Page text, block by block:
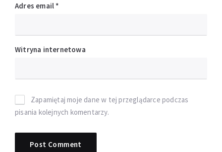
Adres email *
Witryna internetowa
Zapamiętaj moje dane w tej przeglądarce podczas
pisania kolejnych komentarzy.